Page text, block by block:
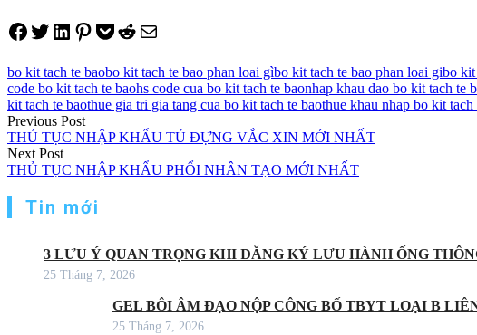
Share on Facebook
Tweet on Twitter
Share on LinkedIn
Pin on Pinterest
Save to pocket
Share on Reddit
Share via Email
bo kit tach te baobo kit tach te bao phan loai gìbo kit tach te bao phan loai gibo kit
code bo kit tach te baohs code cua bo kit tach te baonhap khau dao bo kit tach te
kit tach te baothue gia tri gia tang cua bo kit tach te baothue khau nhap bo kit tach
Điều
hướng
bài
viết
Previous Post
THỦ TỤC NHẬP KHẨU TỦ ĐỰNG VẮC XIN MỚI NHẤT
Next Post
THỦ TỤC NHẬP KHẨU PHỔI NHÂN TẠO MỚI NHẤT
Tin mới
3 LƯU Ý QUAN TRỌNG KHI ĐĂNG KÝ LƯU HÀNH ỐNG
25 Tháng 7, 2026
GEL BÔI ÂM ĐẠO NỘP CÔNG BỐ TBYT LOẠI B
25 Tháng 7, 2026